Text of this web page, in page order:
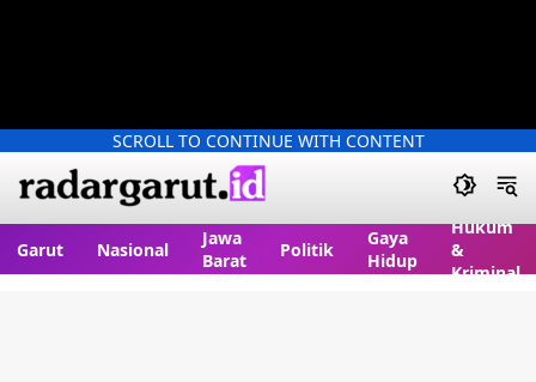
SCROLL TO CONTINUE WITH CONTENT
Garut Nasional
Jawa
Barat
Politik
Gaya
Hidup
Hukum
&
Kriminal